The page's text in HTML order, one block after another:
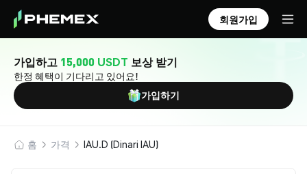
회원가입
가입하고 15,000 USDT 보상 받기
한정 혜택이 기다리고 있어요!
가입하기
홈 가격 IAU.D (Dinari IAU)